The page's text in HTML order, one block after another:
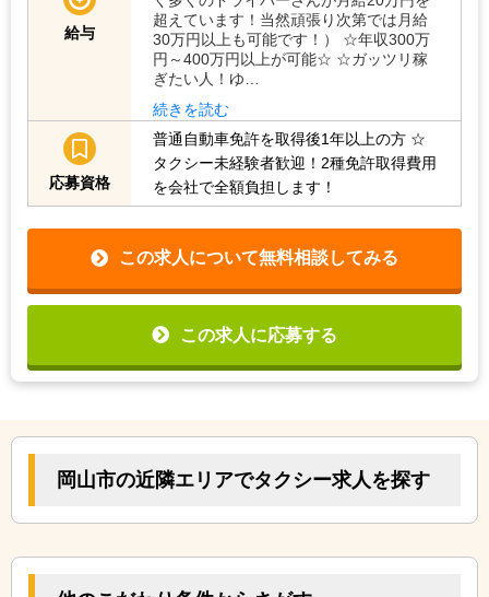
続きを読む
月給164,000円～400,000円 （正社員で働
く多くのドライバーさんが月給20万円を
超えています！当然頑張り次第では月給
30万円以上も可能です！） ☆年収300万
円～400万円以上が可能☆ ☆ガッツリ稼
ぎたい人！ゆ…
続きを読む
応募資格
を会社で全額負担します！
この求人について無料相談してみる
岡山市の近隣エリアでタクシー求人を探す